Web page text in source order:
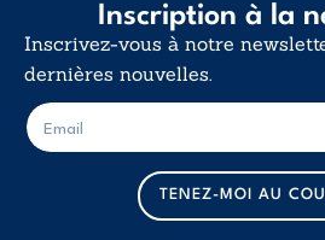
Inscription à la
Inscrivez-vous à notre
dernières nouvelles.
m
a
i
l
E
-
m
TENEZ-MOI AU